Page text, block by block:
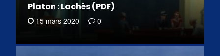
Platon : Lachès (PDF)
15 mars 2020 0